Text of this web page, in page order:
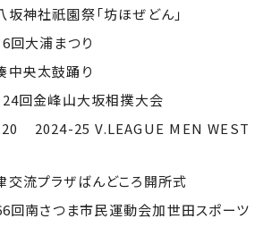
神社祇園祭「坊ほぜどん」
大浦まつり
央太鼓踊り
回金峰山大坂相撲大会
2024-25 V.LEAGUE MEN WEST
流プラザばんどころ開所式
南さつま市民運動会加世田スポーツ